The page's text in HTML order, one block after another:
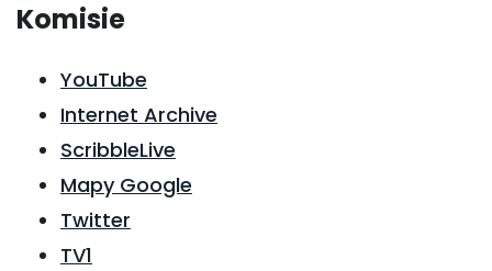
Komisie
YouTube
Internet Archive
ScribbleLive
Mapy Google
Twitter
TV1